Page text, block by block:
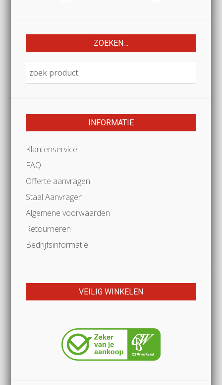
ZOEKEN…
INFORMATIE
Klantenservice
FAQ
Offerte aanvragen
Staal Aanvragen
Algemene voorwaarden
Retourneren
Bedrijfsinformatie
VEILIG WINKELEN